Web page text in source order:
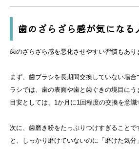
歯のざらざら感が気になる
歯のざらざら感を悪化させやすい習慣もあり
まず、歯ブラシを長期間交換していない場
ラシでは、歯の表面や歯と歯ぐきの境目にう
目安としては、1か月に1回程度の交換を意識
次に、歯磨き粉をたっぷりつけすぎることで
と、しっかり磨けていないのに「磨けた気